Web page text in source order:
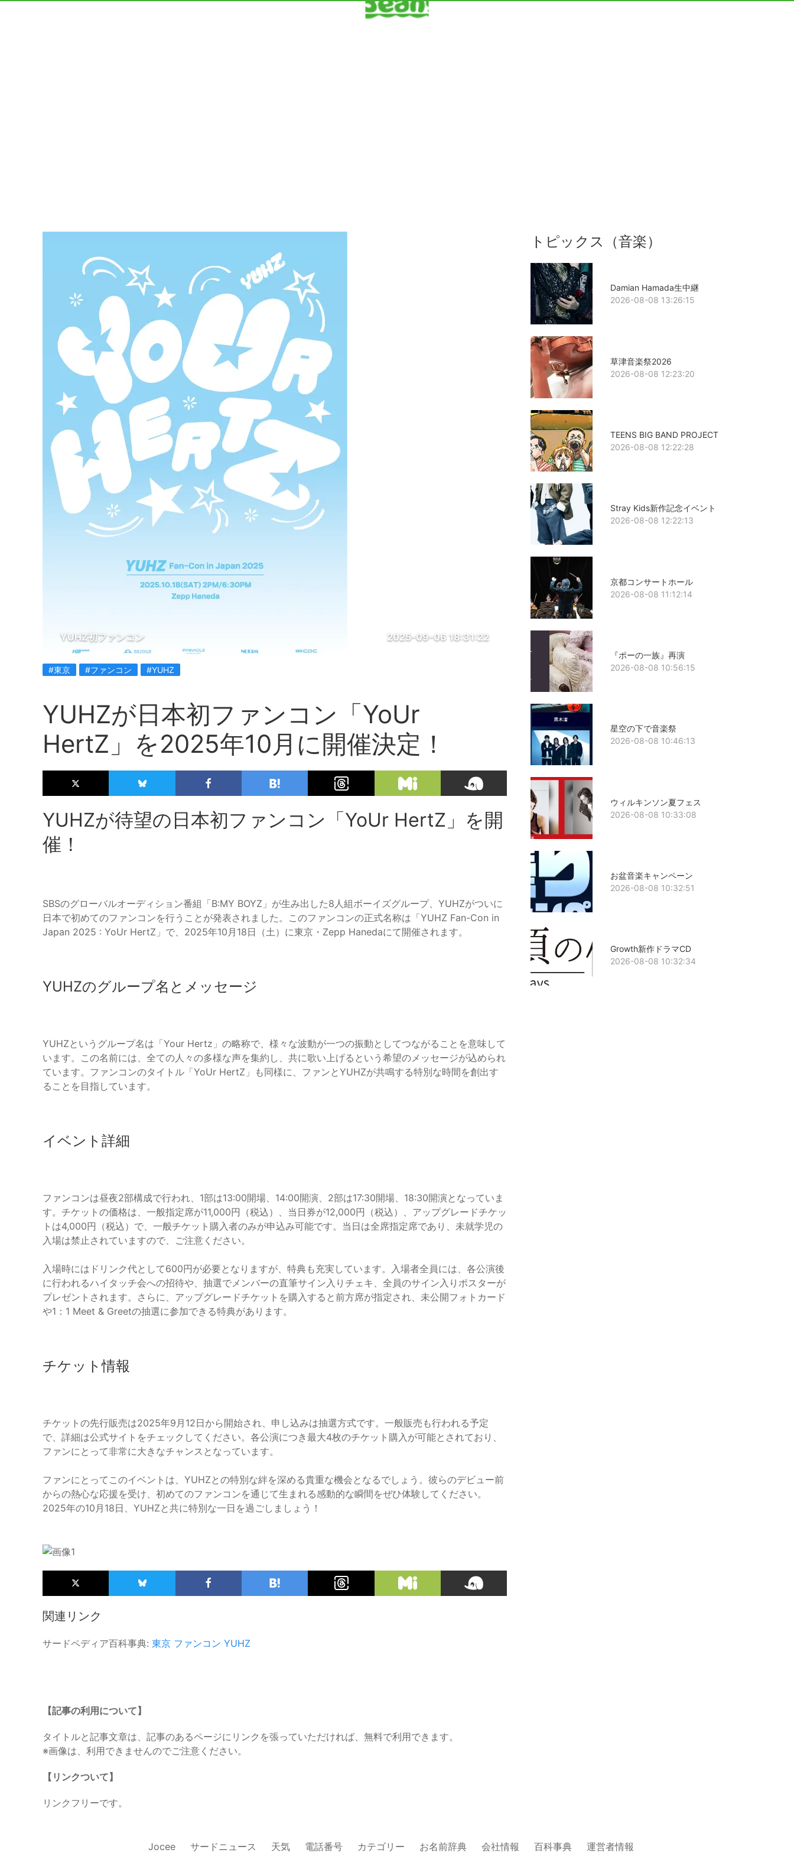
YUHZ初ファンコン 2025-09-06 18:31:22
#東京 #ファンコン #YUHZ
YUHZが日本初ファンコン「YoUr
HertZ」を2025年10月に開催決定！
YUHZが待望の日本初ファンコン「YoUr HertZ」を開
催！
SBSのグローバルオーディション番組「B:MY BOYZ」が生み出した8人組ボーイズグループ、YUHZがついに
日本で初めてのファンコンを行うことが発表されました。このファンコンの正式名称は「YUHZ Fan-Con in
Japan 2025 : YoUr HertZ」で、2025年10月18日（土）に東京・Zepp Hanedaにて開催されます。
YUHZのグループ名とメッセージ
YUHZというグループ名は「Your Hertz」の略称で、様々な波動が一つの振動としてつながることを意味して
います。この名前には、全ての人々の多様な声を集約し、共に歌い上げるという希望のメッセージが込められ
ています。ファンコンのタイトル「YoUr HertZ」も同様に、ファンとYUHZが共鳴する特別な時間を創出す
ることを目指しています。
イベント詳細
ファンコンは昼夜2部構成で行われ、1部は13:00開場、14:00開演、2部は17:30開場、18:30開演となっていま
す。チケットの価格は、一般指定席が11,000円（税込）、当日券が12,000円（税込）、アップグレードチケッ
トは4,000円（税込）で、一般チケット購入者のみが申込み可能です。当日は全席指定席であり、未就学児の
入場は禁止されていますので、ご注意ください。
入場時にはドリンク代として600円が必要となりますが、特典も充実しています。入場者全員には、各公演後
に行われるハイタッチ会への招待や、抽選でメンバーの直筆サイン入りチェキ、全員のサイン入りポスターが
プレゼントされます。さらに、アップグレードチケットを購入すると前方席が指定され、未公開フォトカード
や1：1 Meet & Greetの抽選に参加できる特典があります。
チケット情報
チケットの先行販売は2025年9月12日から開始され、申し込みは抽選方式です。一般販売も行われる予定
で、詳細は公式サイトをチェックしてください。各公演につき最大4枚のチケット購入が可能とされており、
ファンにとって非常に大きなチャンスとなっています。
ファンにとってこのイベントは、YUHZとの特別な絆を深める貴重な機会となるでしょう。彼らのデビュー前
からの熱心な応援を受け、初めてのファンコンを通じて生まれる感動的な瞬間をぜひ体験してください。
2025年の10月18日、YUHZと共に特別な一日を過ごしましょう！
関連リンク
サードペディア百科事典: 東京 ファンコン YUHZ
トピックス（音楽）
Damian Hamada生中継
2026-08-08 13:26:15
草津音楽祭2026
2026-08-08 12:23:20
TEENS BIG BAND PROJECT
2026-08-08 12:22:28
Stray Kids新作記念イベント
2026-08-08 12:22:13
京都コンサートホール
2026-08-08 11:12:14
『ポーの一族』再演
2026-08-08 10:56:15
星空の下で音楽祭
2026-08-08 10:46:13
ウィルキンソン夏フェス
2026-08-08 10:33:08
お盆音楽キャンペーン
2026-08-08 10:32:51
Growth新作ドラマCD
2026-08-08 10:32:34
【記事の利用について】
タイトルと記事文章は、記事のあるページにリンクを張っていただければ、無料で利用できます。
※画像は、利用できませんのでご注意ください。
【リンクついて】
リンクフリーです。
Jocee サードニュース 天気 電話番号 カテゴリー お名前辞典 会社情報 百科事典 運営者情報